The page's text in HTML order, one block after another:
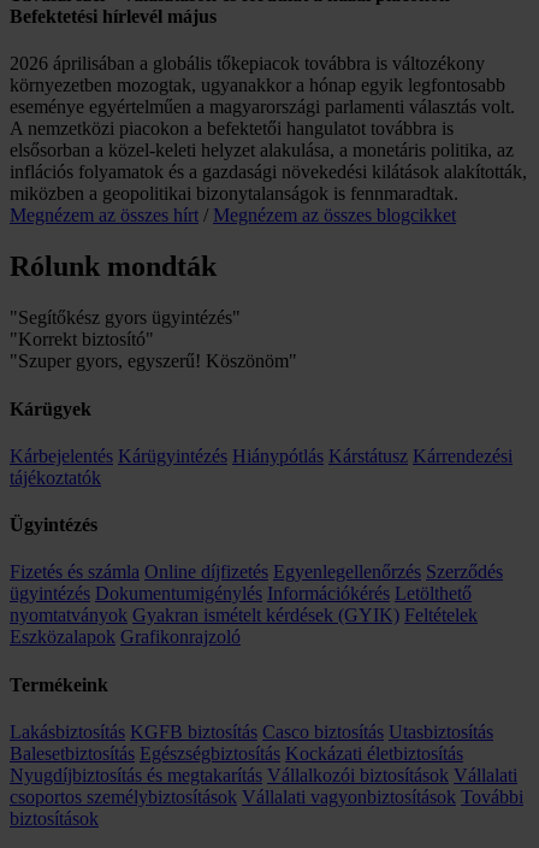
Befektetési hírlevél május
2026 áprilisában a globális tőkepiacok továbbra is változékony
környezetben mozogtak, ugyanakkor a hónap egyik legfontosabb
eseménye egyértelműen a magyarországi parlamenti választás volt.
A nemzetközi piacokon a befektetői hangulatot továbbra is
elsősorban a közel-keleti helyzet alakulása, a monetáris politika, az
inflációs folyamatok és a gazdasági növekedési kilátások alakították,
miközben a geopolitikai bizonytalanságok is fennmaradtak.
Megnézem az összes hírt / Megnézem az összes blogcikket
Rólunk mondták
"Segítőkész gyors ügyintézés"
"Korrekt biztosító"
"Szuper gyors, egyszerű! Köszönöm"
Kárügyek
Kárbejelentés Kárügyintézés Hiánypótlás Kárstátusz Kárrendezési
tájékoztatók
Ügyintézés
Fizetés és számla Online díjfizetés Egyenlegellenőrzés Szerződés
ügyintézés Dokumentumigénylés Információkérés Letölthető
nyomtatványok Gyakran ismételt kérdések (GYIK) Feltételek
Eszközalapok Grafikonrajzoló
Termékeink
Lakásbiztosítás KGFB biztosítás Casco biztosítás Utasbiztosítás
Balesetbiztosítás Egészségbiztosítás Kockázati életbiztosítás
Nyugdíjbiztosítás és megtakarítás Vállalkozói biztosítások Vállalati
csoportos személybiztosítások Vállalati vagyonbiztosítások További
biztosítások